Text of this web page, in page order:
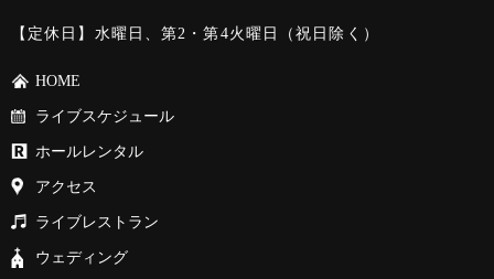
【定休日】水曜日、第2・第4火曜日（祝日除く）
HOME
ライブスケジュール
ホールレンタル
アクセス
ライブレストラン
ウェディング